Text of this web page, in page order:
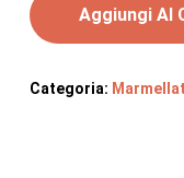
Aggiungi Al
Categoria: